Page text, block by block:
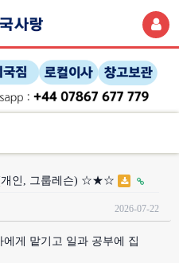
인, 그룹레슨) ☆★☆
2026-07-22
게 맡기고 일과 공부에 집